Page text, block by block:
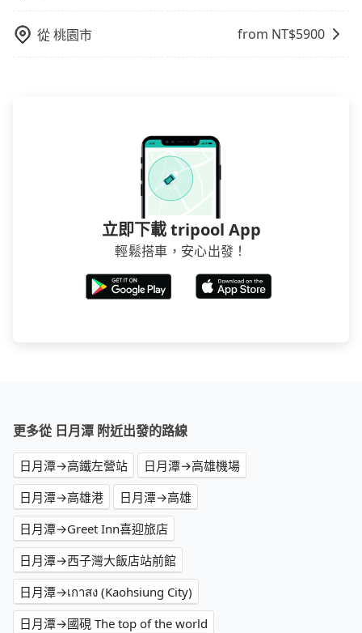
從桃園市 from NT$5900
立即下載 tripool App
輕鬆搭車，安心出發！
更多從 日月潭 附近出發的路線
日月潭→高鐵左營站
日月潭→高雄機場
日月潭→高雄港
日月潭→高雄
日月潭→Greet Inn喜迎旅店
日月潭→西子灣大飯店站前館
日月潭→เกาสง (Kaohsiung City)
日月潭→國硯 The top of the world